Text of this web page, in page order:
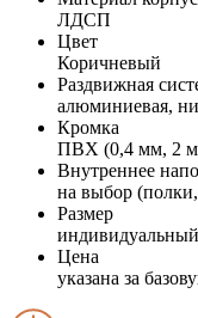
ЛДСП
Цвет
Коричневый
Раздвижная
алюминиевая,
Кромка
ПВХ (0,4 мм, 2
Внутреннее
на выбор
Размер
индивидуальный
Цена
указана за